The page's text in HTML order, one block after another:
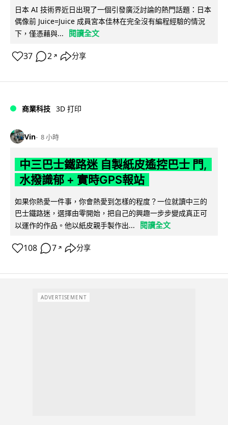
日本 AI 技術界近日出現了一個引發廣泛討論的熱門話題：日本
偶像前 Juice=Juice 成員宮本佳林在完全沒有編程經驗的情況
下，僅憑藉與...
閱讀全文
37 2 ↗ 分享
商業科技 3D 打印
Vin 8 小時
中三巴士鐵路迷 自製紙皮遙控巴士 門,
水撥識郁 + 實時GPS報站
如果你熱愛一件事，你會熱愛到怎樣的程度？一位就讀中三的
巴士鐵路迷，選擇由零開始，把自己的興趣一步步變成真正可
以運作的作品。他以紙皮親手製作出...
閱讀全文
108 7 ↗ 分享
ADVERTISEMENT